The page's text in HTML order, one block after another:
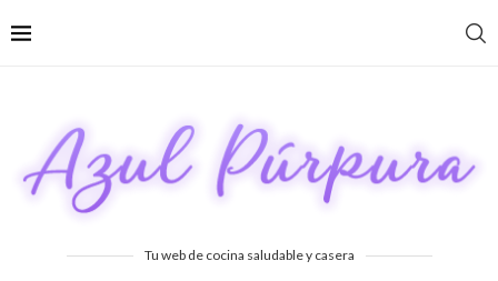
Tu web de cocina saludable y casera